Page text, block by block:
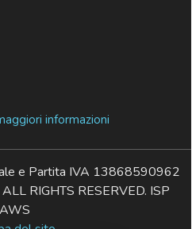
informazioni
e Partita IVA 13868590962
RIGHTS RESERVED. ISP
AWS